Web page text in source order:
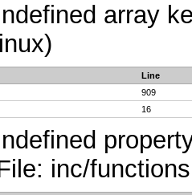
array
Line
909
16
inc/